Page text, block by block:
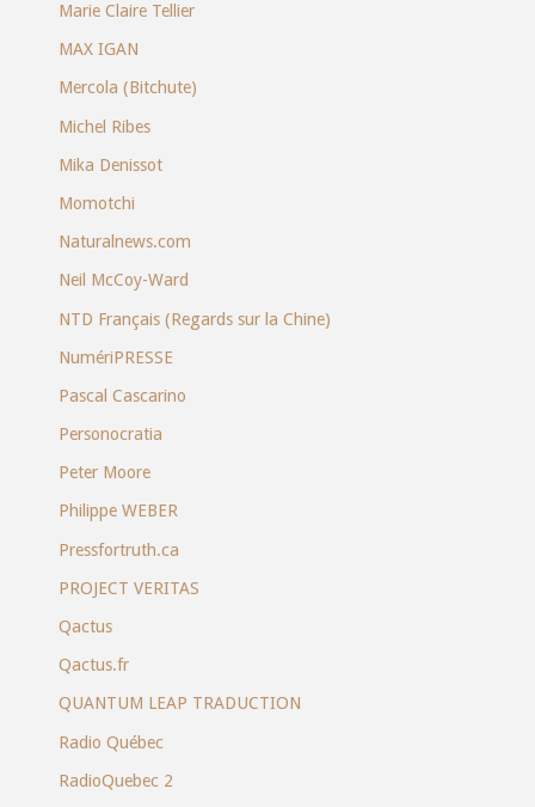
Marie Claire Tellier
MAX IGAN
Mercola (Bitchute)
Michel Ribes
Mika Denissot
Momotchi
Naturalnews.com
Neil McCoy-Ward
NTD Français (Regards sur la Chine)
NumériPRESSE
Pascal Cascarino
Personocratia
Peter Moore
Philippe WEBER
Pressfortruth.ca
PROJECT VERITAS
Qactus
Qactus.fr
QUANTUM LEAP TRADUCTION
Radio Québec
RadioQuebec 2